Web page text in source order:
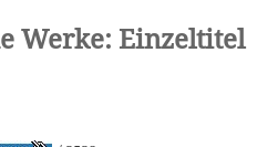
Werke: Einzeltitel